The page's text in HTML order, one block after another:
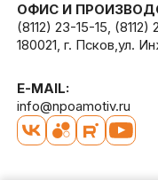
ОФИС И
(8112) 23-15-15 (8112)
180021, г. Псков,ул.
E-MAIL:
info@npoamotiv.ru